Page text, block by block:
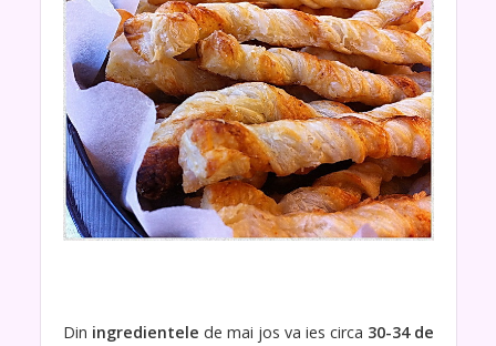
Din ingredientele de mai jos va ies circa 30-34 de